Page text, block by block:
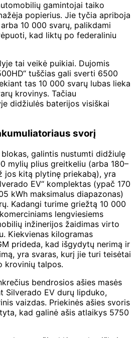
gamintojai taiko
popierius. Jie tyčia apriboja
10 000 svarų, palikdami
kad liktų po federaliniu
tai veikė puikiai. Dujomis
tuščias gali sverti 6500
tas 10 000 svarų lubas lieka
krovinys. Tačiau
didžiulės baterijos visiškai
svorį
blokas, galintis nustumti didžiulę
mylių plius greitkeliu (arba 180–
jos kitą plytinę priekabą), yra
EV“ komplektas (ypač 170
kWh maksimalus diapazonas)
Kadangi turime griežtą 10 000
lengviesiems
inžinerijos žaidimas virto
Kiekvienas kilogramas
prideda, kad išgydytų nerimą ir
yra svaras, kurį jie turi teisėtai
krovinių talpos.
bendrosios ašies masės
Silverado EV durų lipduko,
vaizdas. Priekinės ašies svoris
kad galinė ašis atlaikys 5750